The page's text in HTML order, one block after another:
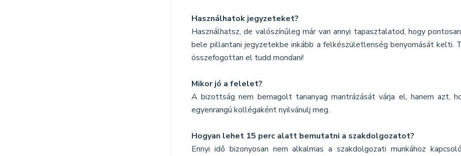
Használhatok jegyzeteket?
Használhatsz, de valószínűleg már van annyi tapasztalatod, hogy
bele pillantani jegyzetekbe inkább a felkészületlenség benyomását kelti.
összefogottan el tudd mondani!
Mikor jó a felelet?
A bizottság nem bemagolt tananyag mantrázását várja el, hanem azt,
egyenrangú kollégaként nyilvánulj meg.
Hogyan lehet 15 perc alatt bemutatni a szakdolgozatot?
Ennyi idő bizonyosan nem alkalmas a szakdolgozati munkához